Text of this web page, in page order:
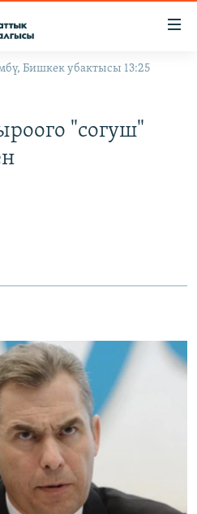
Бишкек убактысы 13:25
"согуш"